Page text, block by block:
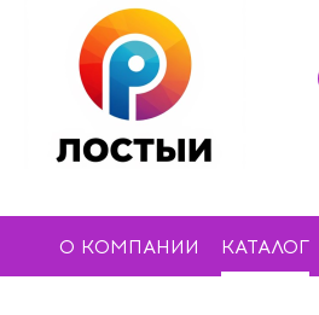
О КОМПАНИИ КАТАЛОГ